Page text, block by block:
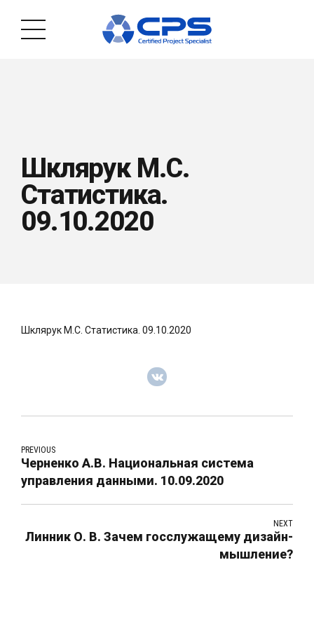
Шклярук М.С.
Статистика.
09.10.2020
Шклярук М.С. Статистика. 09.10.2020
PREVIOUS
Черненко А.В. Национальная система
управления данными. 10.09.2020
NEXT
Линник О. В. Зачем госслужащему дизайн-
мышление?